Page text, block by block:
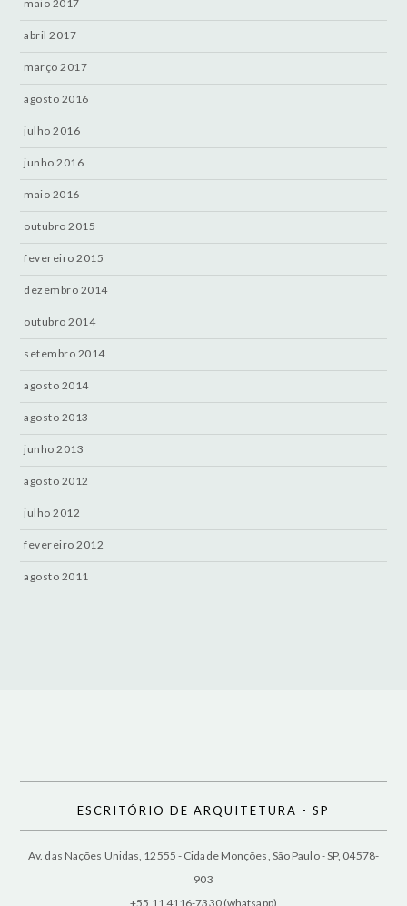
maio 2017
abril 2017
março 2017
agosto 2016
julho 2016
junho 2016
maio 2016
outubro 2015
fevereiro 2015
dezembro 2014
outubro 2014
setembro 2014
agosto 2014
agosto 2013
junho 2013
agosto 2012
julho 2012
fevereiro 2012
agosto 2011
ESCRITÓRIO DE ARQUITETURA - SP
Av. das Nações Unidas, 12555 - Cidade Monções, São Paulo - SP, 04578-
903
+55 11 4116-7330 (whatsapp)